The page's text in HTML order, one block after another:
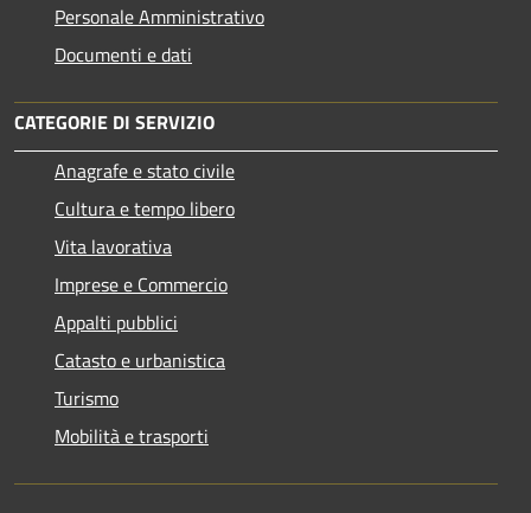
Personale Amministrativo
Documenti e dati
CATEGORIE DI SERVIZIO
Anagrafe e stato civile
Cultura e tempo libero
Vita lavorativa
Imprese e Commercio
Appalti pubblici
Catasto e urbanistica
Turismo
Mobilità e trasporti